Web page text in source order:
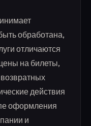
обработана,
отличаются
на билеты,
действия
оформления
и